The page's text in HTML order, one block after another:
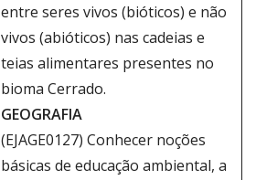
entre seres vivos (bióticos) e não
vivos (abióticos) nas cadeias e
teias alimentares presentes no
bioma Cerrado.
GEOGRAFIA
(EJAGE0127) Conhecer noções
básicas de educação ambiental, a